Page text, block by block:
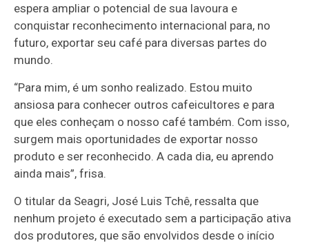
espera ampliar o potencial de sua lavoura e
conquistar reconhecimento internacional para, no
futuro, exportar seu café para diversas partes do
mundo.
“Para mim, é um sonho realizado. Estou muito
ansiosa para conhecer outros cafeicultores e para
que eles conheçam o nosso café também. Com isso,
surgem mais oportunidades de exportar nosso
produto e ser reconhecido. A cada dia, eu aprendo
ainda mais”, frisa.
O titular da Seagri, José Luis Tchê, ressalta que
nenhum projeto é executado sem a participação ativa
dos produtores, que são envolvidos desde o início